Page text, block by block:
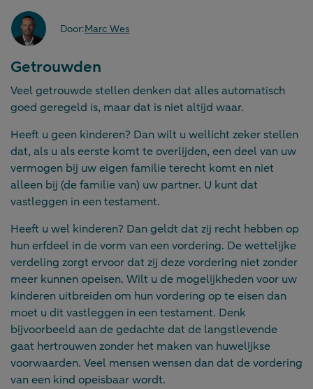
Door:Marc Wes
Getrouwden
Veel getrouwde stellen denken dat alles automatisch
goed geregeld is, maar dat is niet altijd waar.
Heeft u geen kinderen? Dan wilt u wellicht zeker stellen
dat, als u als eerste komt te overlijden, een deel van uw
vermogen bij uw eigen familie terecht komt en niet
alleen bij (de familie van) uw partner. U kunt dat
vastleggen in een testament.
Heeft u wel kinderen? Dan geldt dat zij recht hebben op
hun erfdeel in de vorm van een vordering. De wettelijke
verdeling zorgt ervoor dat zij deze vordering niet zonder
meer kunnen opeisen. Wilt u de mogelijkheden voor uw
kinderen uitbreiden om hun vordering op te eisen dan
moet u dit vastleggen in een testament. Denk
bijvoorbeeld aan de gedachte dat de langstlevende
gaat hertrouwen zonder het maken van huwelijkse
voorwaarden. Veel mensen wensen dan dat de vordering
van een kind opeisbaar wordt.